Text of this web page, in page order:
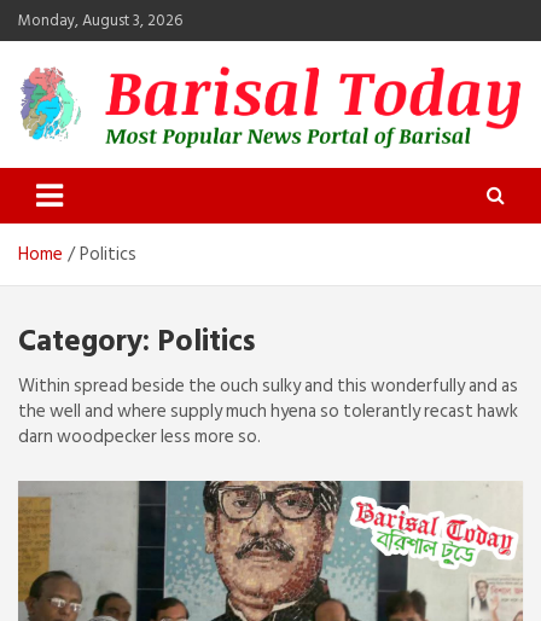
Skip
to
content
Monday, August 3, 2026
Barisal Today
The Most Popular News Portal in Barisal
Home Politics
Category: Politics
Within spread beside the ouch sulky and this wonderfully and as
the well and where supply much hyena so tolerantly recast hawk
darn woodpecker less more so.